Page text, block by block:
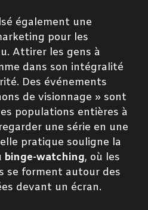
également une
pour les
Attirer les gens à
dans son intégralité
Des événements
de visionnage » sont
populations entières à
une série en une
pratique souligne la
binge-watching, où les
se forment autour des
devant un écran.